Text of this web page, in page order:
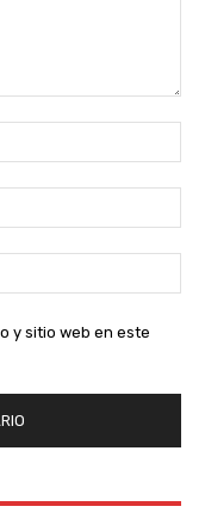
y sitio web en este